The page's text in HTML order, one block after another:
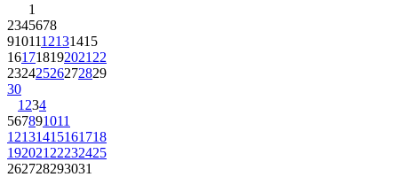
1
2345678
9101112131415
161718192021 22
23242526272829
30
1 234
567891011
12131415161718
192021 22232425
262728293031